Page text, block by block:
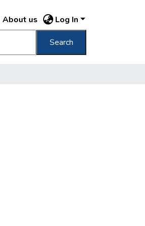
About us Log In
Search